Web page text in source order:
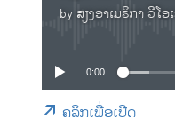
by ສຽງອາເມຣິກາ ວີໂອ
0:00
ຄລິກເພື່ອເປີດ